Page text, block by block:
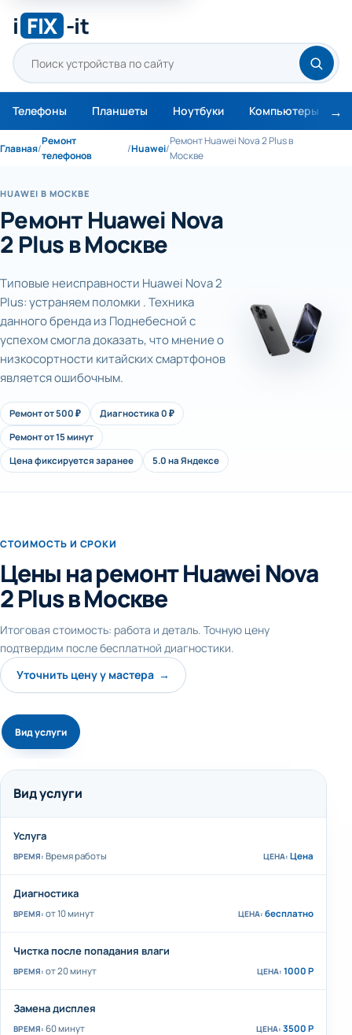
i FIX -it
Телефоны Планшеты Ноутбуки Компьютеры
Главная/
Ремонт
телефонов
/Huawei/
Ремонт Huawei Nova 2 Plus в
Москве
HUAWEI В МОСКВЕ
Ремонт Huawei Nova
2 Plus в Москве
Типовые неисправности Huawei Nova 2
Plus: устраняем поломки . Техника
данного бренда из Поднебесной с
успехом смогла доказать, что мнение о
низкосортности китайских смартфонов
является ошибочным.
Ремонт от 500 ₽
Диагностика 0 ₽
Ремонт от 15 минут
Цена фиксируется заранее
5.0 на Яндексе
СТОИМОСТЬ И СРОКИ
Цены на ремонт Huawei Nova
2 Plus в Москве
Итоговая стоимость: работа и деталь. Точную цену
подтвердим после бесплатной диагностики.
Уточнить цену у мастера →
Вид услуги
Вид услуги
Услуга
Время работы Цена
Диагностика
от 10 минут бесплатно
Чистка после попадания влаги
от 20 минут 1000 Р
Замена дисплея
60 минут 3500 Р